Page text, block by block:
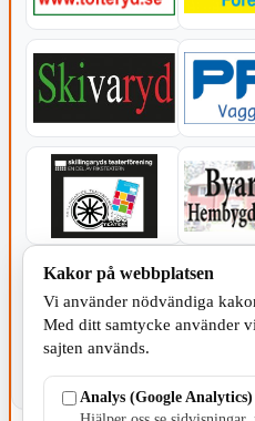
KOMMUNEN
Kakor på webbplatsen
Vi använder nödvändiga
Med ditt samtycke använder
sajten används.
Analys (Google Analytics)